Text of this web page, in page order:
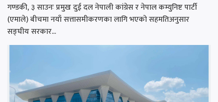
गण्डकी, ३ साउनः प्रमुख दुई दल नेपाली कांग्रेस र नेपाल कम्युनिष्ट पार्टी
(एमाले) बीचमा नयाँ सत्तासमीकरणका लागि भएको सहमतिअनुसार
सङ्घीय सरकार...